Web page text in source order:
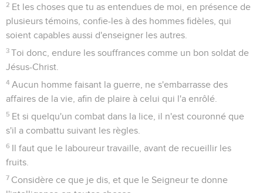
2 Et les choses que tu as entendues de moi, en présence de
plusieurs témoins, confie-les à des hommes fidèles, qui
soient capables aussi d'enseigner les autres.
3 Toi donc, endure les souffrances comme un bon soldat de
Jésus-Christ.
4 Aucun homme faisant la guerre, ne s'embarrasse des
affaires de la vie, afin de plaire à celui qui l'a enrôlé.
5 Et si quelqu'un combat dans la lice, il n'est couronné que
s'il a combattu suivant les règles.
6 Il faut que le laboureur travaille, avant de recueillir les
fruits.
7 Considère ce que je dis, et que le Seigneur te donne